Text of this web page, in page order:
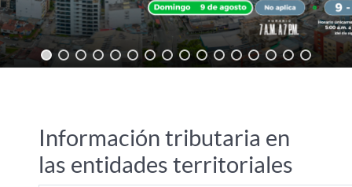
Información tributaria en
las entidades territoriales